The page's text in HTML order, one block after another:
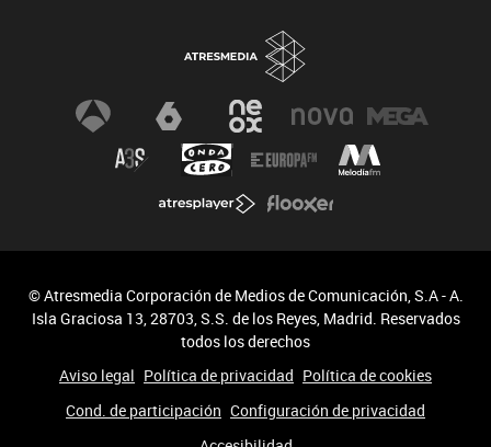
© Atresmedia Corporación de Medios de Comunicación, S.A - A.
Isla Graciosa 13, 28703, S.S. de los Reyes, Madrid. Reservados
todos los derechos
Aviso legal Política de privacidad Política de cookies
Cond. de participación Configuración de privacidad